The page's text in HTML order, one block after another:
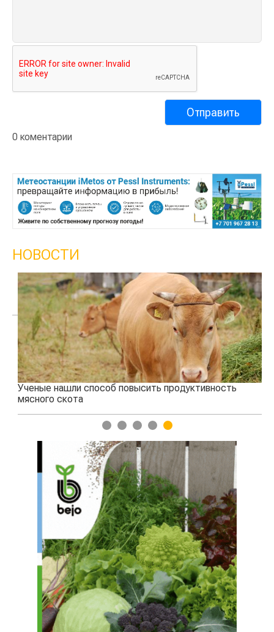
0 коментарии
НОВОСТИ
Ученые нашли способ повысить продуктивность
мясного скота
1 2 3 4 5